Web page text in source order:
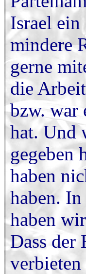
Israel ein
mindere
gerne
die
bzw. war
hat. Und
gegeben
haben
haben.
haben
Dass der